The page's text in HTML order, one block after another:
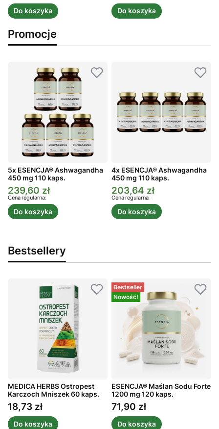
Do koszyka Do koszyka
Promocje
5x ESENCJA® Ashwagandha
450 mg 110 kaps.
Cena promocyjna
239,60 zł
Cena regularna:
Do koszyka
4x ESENCJA® Ashwagandha
450 mg 110 kaps.
Cena promocyjna
203,64 zł
Cena regularna:
Do koszyka
Bestsellery
MEDICA HERBS Ostropest
Karczoch Mniszek 60 kaps.
Cena
18,73 zł
Do koszyka
Bestseller
Nowość!
ESENCJA® Maślan Sodu Forte
1200 mg 120 kaps.
Cena
71,90 zł
Do koszyka